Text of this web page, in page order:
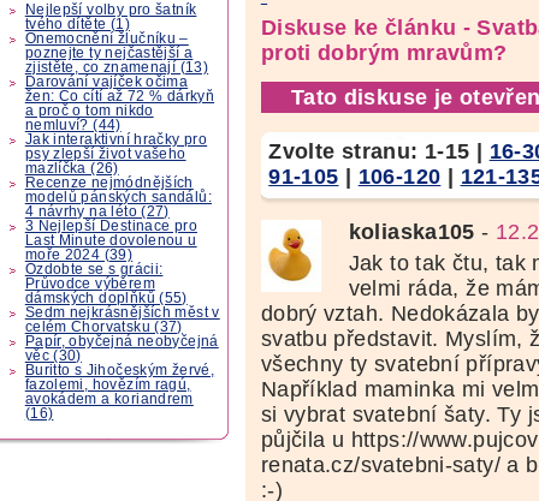
Nejlepší volby pro šatník
tvého dítěte (1)
Onemocnění žlučníku –
poznejte ty nejčastější a
zjistěte, co znamenají (13)
Darování vajíček očima
žen: Co cítí až 72 % dárkyň
a proč o tom nikdo
nemluví? (44)
Jak interaktivní hračky pro
psy zlepší život vašeho
mazlíčka (26)
Recenze nejmódnějších
modelů pánských sandálů:
4 návrhy na léto (27)
3 Nejlepší Destinace pro
Last Minute dovolenou u
moře 2024 (39)
Ozdobte se s grácii:
Průvodce výběrem
dámských doplňků (55)
Sedm nejkrásnějších měst v
celém Chorvatsku (37)
Papír, obyčejná neobyčejná
věc (30)
Buritto s Jihočeským žervé,
fazolemi, hovězím ragú,
avokádem a koriandrem
(16)
Diskuse ke článku -
proti dobrým mravům?
Tato diskuse je
Zvolte stranu: 1-15 | 16-
91-105 | 106-120 | 121-
koliaska105 -
Jak to tak čtu, tak
velmi ráda, že
dobrý vztah. Nedokázala
svatbu představit. Myslím,
všechny ty svatební
Například maminka mi
si vybrat svatební šaty. Ty
půjčila u https://
renata.cz/svatebni-saty/ a
:-)